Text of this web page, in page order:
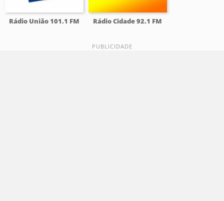
Rádio União 101.1 FM Rádio Cidade 92.1 FM